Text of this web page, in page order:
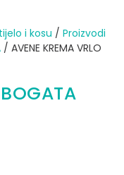
i kosu / Proizvodi
/ AVENE KREMA VRLO